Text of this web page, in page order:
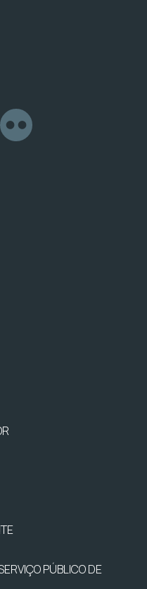
PÚBLICO DE